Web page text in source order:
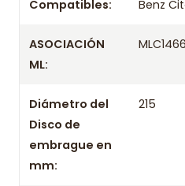
Compatibles:
Benz
ASOCIACIÓN
ML:
Diámetro del
Disco de
embrague en
mm:
215